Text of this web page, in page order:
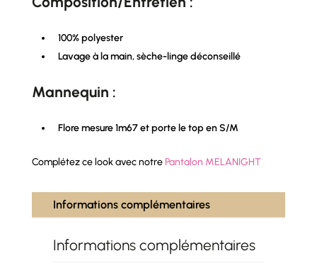
100% polyester
Lavage à la main, sèche-linge déconseillé
Mannequin :
Flore mesure 1m67 et porte le top en S/M
Complétez ce look avec notrePantalon MELANIGHT
Informations complémentaires
Informations complémentaires